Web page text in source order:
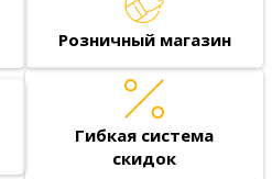
Розничный магазин
Гибкая система
скидок